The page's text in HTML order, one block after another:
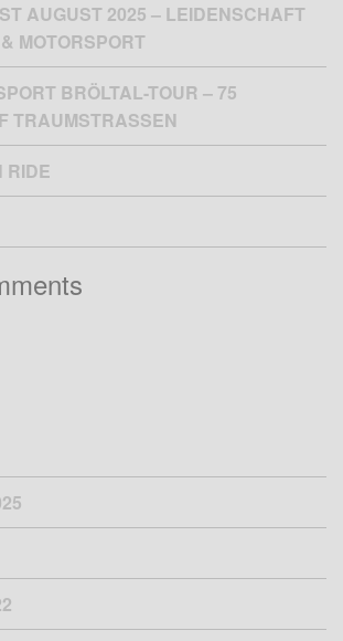
AUGUST 2025 – LEIDENSCHAFT
MOTORSPORT
BRÖLTAL-TOUR – 75
TRAUMSTRASSEN
RIDE